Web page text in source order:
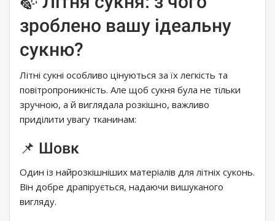
зроблено вашу ідеальну
сукню?
Літні сукні особливо цінуються за їх легкість та
повітропроникність. Але щоб сукня була не тільки
зручною, а й виглядала розкішно, важливо
приділити увагу тканинам:
📌 Шовк
Один із найрозкішніших матеріалів для літніх суконь.
Він добре драпірується, надаючи вишуканого
вигляду.